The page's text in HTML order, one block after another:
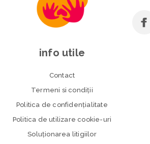
info utile
Contact
Termeni si condiţii
Politica de confidenţialitate
Politica de utilizare cookie-uri
Soluționarea litigiilor